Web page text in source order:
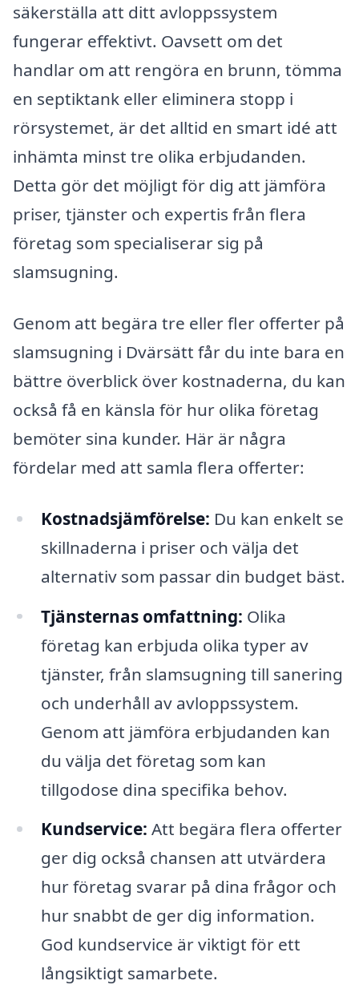
säkerställa att ditt avloppssystem
fungerar effektivt. Oavsett om det
handlar om att rengöra en brunn, tömma
en septiktank eller eliminera stopp i
rörsystemet, är det alltid en smart idé att
inhämta minst tre olika erbjudanden.
Detta gör det möjligt för dig att jämföra
priser, tjänster och expertis från flera
företag som specialiserar sig på
slamsugning.
Genom att begära tre eller fler offerter på
slamsugning i Dvärsätt får du inte bara en
bättre överblick över kostnaderna, du kan
också få en känsla för hur olika företag
bemöter sina kunder. Här är några
fördelar med att samla flera offerter:
Kostnadsjämförelse: Du kan enkelt se
skillnaderna i priser och välja det
alternativ som passar din budget bäst.
Tjänsternas omfattning: Olika
företag kan erbjuda olika typer av
tjänster, från slamsugning till sanering
och underhåll av avloppssystem.
Genom att jämföra erbjudanden kan
du välja det företag som kan
tillgodose dina specifika behov.
Kundservice: Att begära flera offerter
ger dig också chansen att utvärdera
hur företag svarar på dina frågor och
hur snabbt de ger dig information.
God kundservice är viktigt för ett
långsiktigt samarbete.